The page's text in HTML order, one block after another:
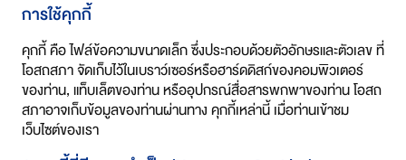
การใช้คุกกี้
คุกกี้ คือ ไฟล์ข้อความขนาดเล็ก ซึ่งประกอบด้วยตัวอักษรและตัวเลข ที่
โอสถสภา จัดเก็บไว้ในเบราว์เซอร์หรือฮาร์ดดิสก์ของคอมพิวเตอร์
ของท่าน, แท็บเล็ตของท่าน หรืออุปกรณ์สื่อสารพกพาของท่าน โอสถ
สภาอาจเก็บข้อมูลของท่านผ่านทาง คุกกี้เหล่านี้ เมื่อท่านเข้าชม
เว็บไซต์ของเรา